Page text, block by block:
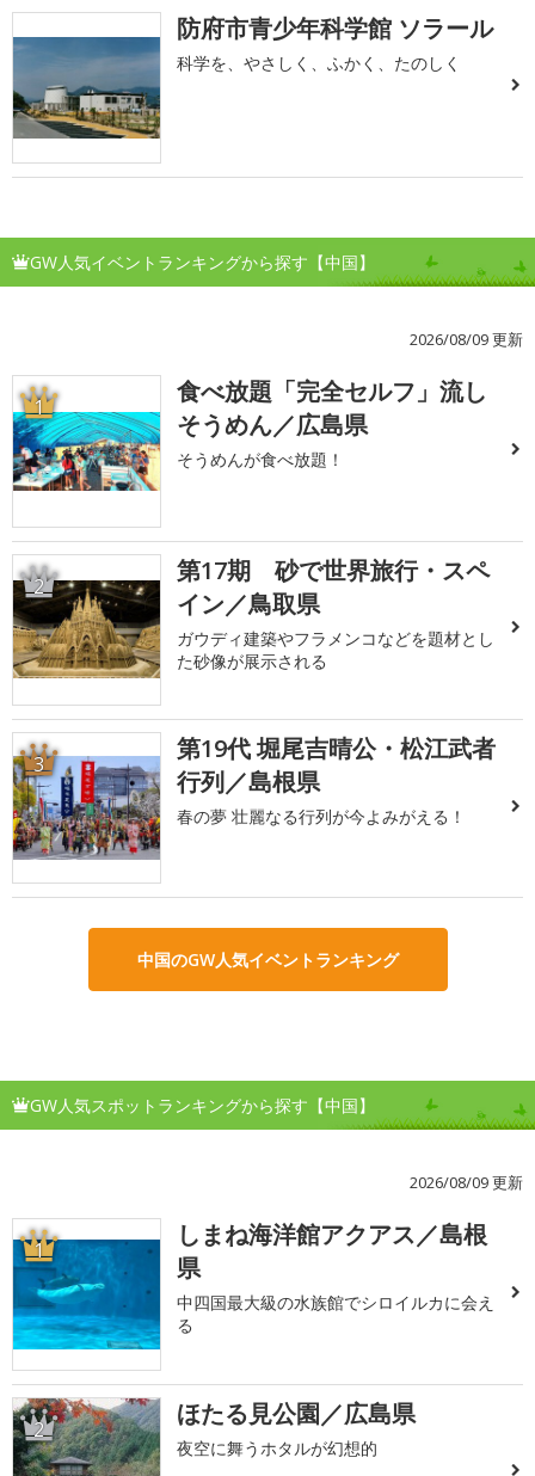
防府市青少年科学館 ソラール
科学を、やさしく、ふかく、たのしく
GW人気イベントランキングから探す【中国】
2026/08/09 更新
1
食べ放題「完全セルフ」流し
そうめん／広島県
そうめんが食べ放題！
2
第17期 砂で世界旅行・スペ
イン／鳥取県
ガウディ建築やフラメンコなどを題材とし
た砂像が展示される
3
第19代 堀尾吉晴公・松江武者
行列／島根県
春の夢 壮麗なる行列が今よみがえる！
中国のGW人気イベントランキング
GW人気スポットランキングから探す【中国】
2026/08/09 更新
1
しまね海洋館アクアス／島根
県
中四国最大級の水族館でシロイルカに会え
る
2 ほたる見公園／広島県
夜空に舞うホタルが幻想的